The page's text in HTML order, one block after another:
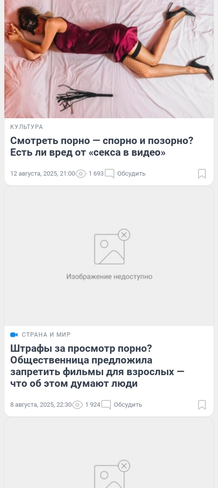
КУЛЬТУРА
Смотреть порно — спорно и позорно?
Есть ли вред от «секса в видео»
12 августа, 2025, 21:00 1 693 Обсудить
СТРАНА И МИР
Штрафы за просмотр порно?
Общественница предложила
запретить фильмы для взрослых —
что об этом думают люди
8 августа, 2025, 22:30 1 924 Обсудить